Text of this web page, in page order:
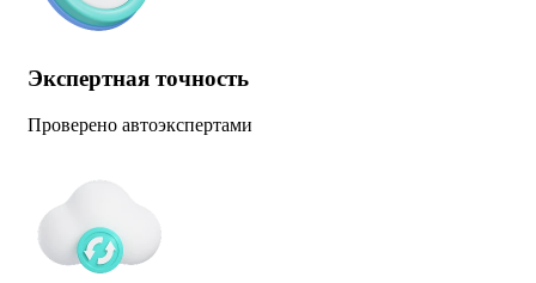
Экспертная точность
Проверено автоэкспертами